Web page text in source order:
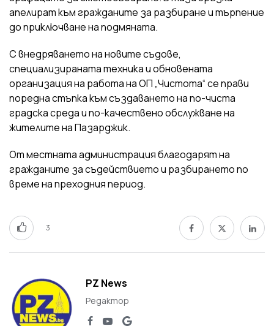
апелират към гражданите за разбиране и търпение
до приключване на подмяната.
С внедряването на новите съдове,
специализираната техника и обновената
организация на работа на ОП „Чистота“ се прави
поредна стъпка към създаването на по-чиста
градска среда и по-качествено обслужване на
жителите на Пазарджик.
От местната администрация благодарят на
гражданите за съдействието и разбирането по
време на преходния период.
3
PZ News
Редактор